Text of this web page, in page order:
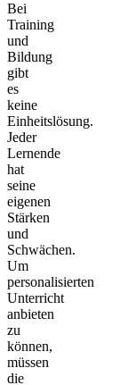
Bei
Training
und
Bildung
gibt
es
keine
Einheitslösung.
Jeder
Lernende
hat
seine
eigenen
Stärken
und
Schwächen.
Um
personalisierten
Unterricht
anbieten
zu
können,
müssen
die